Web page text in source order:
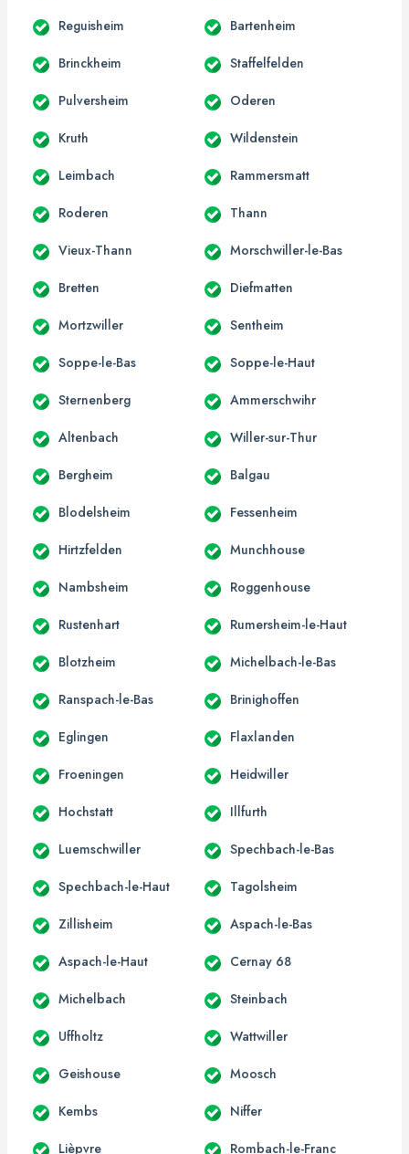
Reguisheim Bartenheim
Brinckheim Staffelfelden
Pulversheim Oderen
Kruth Wildenstein
Leimbach Rammersmatt
Roderen Thann
Vieux-Thann Morschwiller-le-Bas
Bretten Diefmatten
Mortzwiller Sentheim
Soppe-le-Bas Soppe-le-Haut
Sternenberg Ammerschwihr
Altenbach Willer-sur-Thur
Bergheim Balgau
Blodelsheim Fessenheim
Hirtzfelden Munchhouse
Nambsheim Roggenhouse
Rustenhart Rumersheim-le-Haut
Blotzheim Michelbach-le-Bas
Ranspach-le-Bas Brinighoffen
Eglingen Flaxlanden
Froeningen Heidwiller
Hochstatt Illfurth
Luemschwiller Spechbach-le-Bas
Spechbach-le-Haut Tagolsheim
Zillisheim Aspach-le-Bas
Aspach-le-Haut Cernay 68
Michelbach Steinbach
Uffholtz Wattwiller
Geishouse Moosch
Kembs Niffer
Lièpvre Rombach-le-Franc